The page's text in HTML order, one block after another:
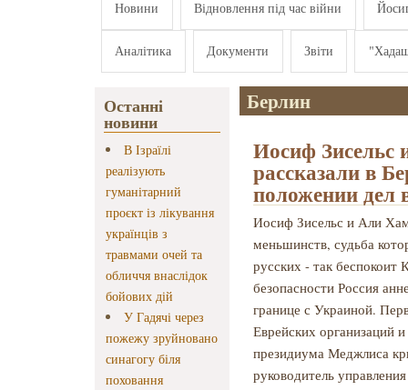
Новини Відновлення під час війни
Аналітика Документи Звіти
Останні
новини
В Ізраїлі
реалізують
гуманітарний
проєкт із лікування
українців з
травмами очей та
обличчя внаслідок
бойових дій
У Гадячі через
пожежу зруйновано
синагогу біля
поховання
Берлин
Иосиф
рассказали в
положении дел
Иосиф Зисельс и Али
меньшинств, судьба
русских - так беспокоит
безопасности Россия
границе с Украиной.
Еврейских организаций
президиума Меджлиса
руководитель